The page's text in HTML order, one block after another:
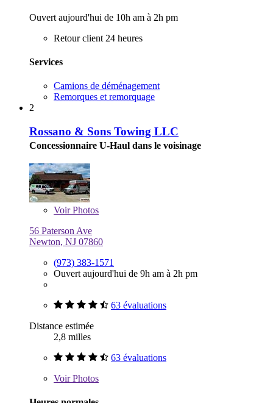
Ouvert aujourd'hui de 10h am à 2h pm
Retour client 24 heures
Services
Camions de déménagement
Remorques et remorquage
2
Rossano & Sons Towing LLC
Concessionnaire U-Haul dans le voisinage
VoirPhotos
56 Paterson Ave
Newton, NJ 07860
(973) 383-1571
Ouvert aujourd'hui de 9h am à 2h pm
63 évaluations
Distance estimée
2,8 milles
63 évaluations
VoirPhotos